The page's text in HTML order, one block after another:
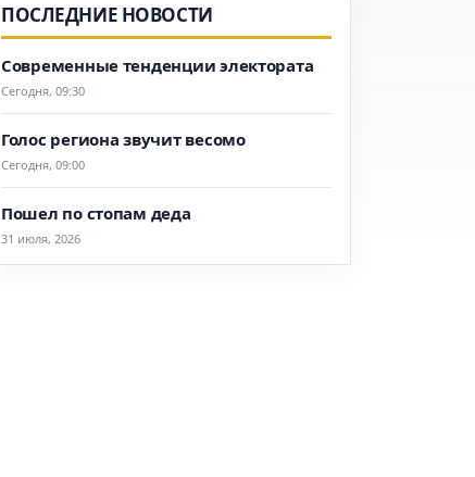
ПОСЛЕДНИЕ НОВОСТИ
Современные тенденции электората
Сегодня, 09:30
Голос региона звучит весомо
Сегодня, 09:00
Пошел по стопам деда
31 июля, 2026